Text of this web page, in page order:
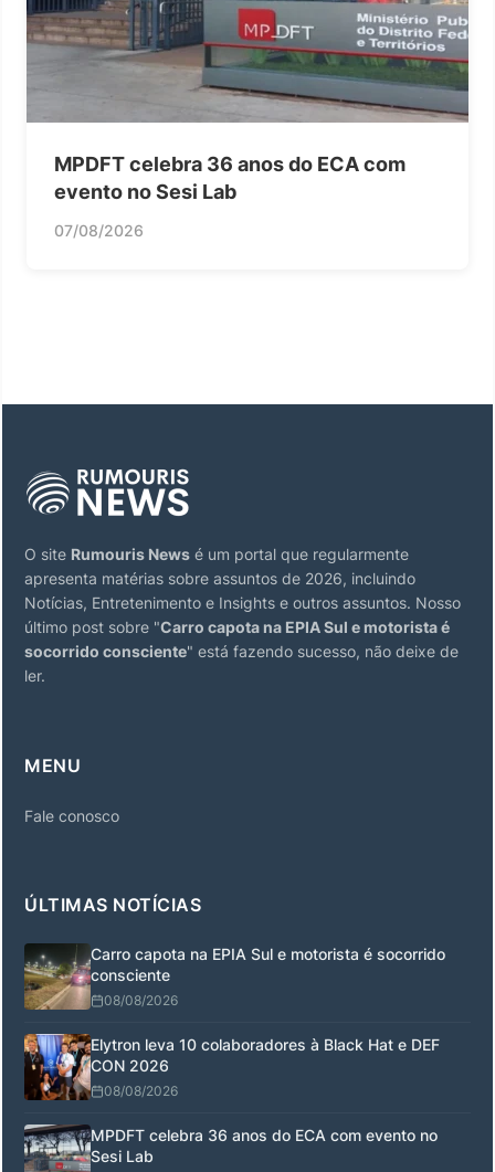
MPDFT celebra 36 anos do ECA com
evento no Sesi Lab
07/08/2026
O site Rumouris News é um portal que regularmente
apresenta matérias sobre assuntos de 2026, incluindo
Notícias, Entretenimento e Insights e outros assuntos. Nosso
último post sobre "Carro capota na EPIA Sul e motorista é
socorrido consciente" está fazendo sucesso, não deixe de
ler.
MENU
Fale conosco
ÚLTIMAS NOTÍCIAS
Carro capota na EPIA Sul e motorista é socorrido
consciente
08/08/2026
Elytron leva 10 colaboradores à Black Hat e DEF
CON 2026
08/08/2026
MPDFT celebra 36 anos do ECA com evento no
Sesi Lab